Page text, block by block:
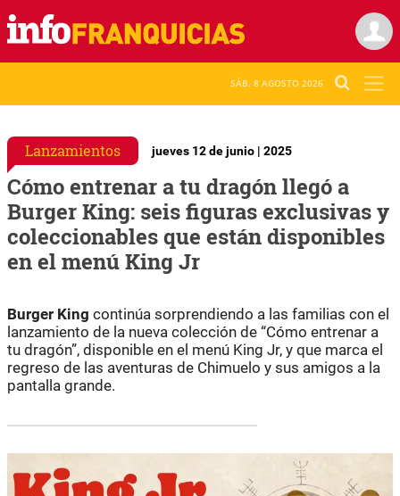
SÁB. 8 AGOSTO 2026
Lanzamientos jueves 12 de junio | 2025
Cómo entrenar a tu dragón llegó a
Burger King: seis figuras exclusivas y
coleccionables que están disponibles
en el menú King Jr
Burger King continúa sorprendiendo a las familias con el
lanzamiento de la nueva colección de “Cómo entrenar a
tu dragón”, disponible en el menú King Jr, y que marca el
regreso de las aventuras de Chimuelo y sus amigos a la
pantalla grande.